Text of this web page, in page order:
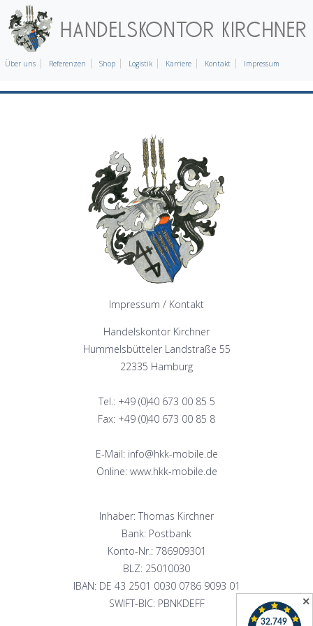
Über uns Referenzen Shop Logistik Karriere Kontakt Impressum
Impressum / Kontakt
Handelskontor Kirchner
Hummelsbütteler Landstraße 55
22335 Hamburg
Tel.: +49 (0)40 673 00 85 5
Fax: +49 (0)40 673 00 85 8
E-Mail: info@hkk-mobile.de
Online: www.hkk-mobile.de
Inhaber: Thomas Kirchner
Bank: Postbank
Konto-Nr.: 786909301
BLZ: 25010030
IBAN: DE 43 2501 0030 0786 9093 01
SWIFT-BIC: PBNKDEFF
✕